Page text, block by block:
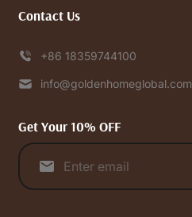
Contact Us
+86 18359744100
info@goldenhomeglobal.com
Get Your 10% OFF